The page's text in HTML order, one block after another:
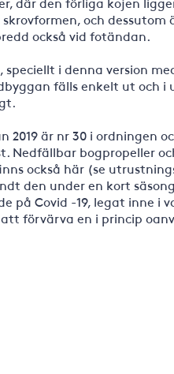
och dessutom
också vid fotändan.
i denna version
fälls enkelt ut och
2019 är nr 30 i ordningen
Nedfällbar bogpropeller
också här (se
den under en kort
på Covid -19, legat inne i
förvärva en i princip